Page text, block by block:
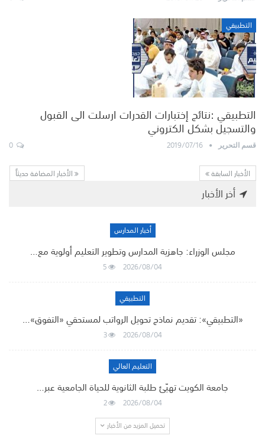
التطبيقي
التطبيقي :نتائج إختبارات القدرات ارسلت الى القبول
والتسجيل بشكل الكتروني
قسم التحرير 2019/07/16
الأخبار السابقة
الأخبار المضافة حديثاً
أخر الأخبار
أخبار المدارس
مجلس الوزراء: جاهزية المدارس وتطوير التعليم أولوية مع…
2026/08/04
5
التطبيقي
«التطبيقي»: تقديم نماذج تحويل الرواتب لمستحقي «التفوق»…
2026/08/04
3
التعليم العالي
جامعة الكويت تهيّئ طلبة الثانوية للحياة الجامعية عبر…
2026/08/04
2
تحميل المزيد من الأخبار